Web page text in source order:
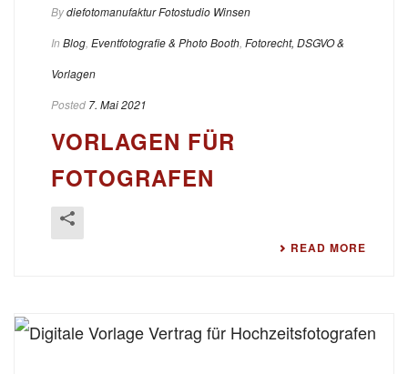
Bydiefotomanufaktur Fotostudio Winsen
In Blog Eventfotografie & Photo Booth Fotorecht, DSGVO &
Vorlagen
Posted 7. Mai 2021
VORLAGEN FÜR
FOTOGRAFEN
READ MORE